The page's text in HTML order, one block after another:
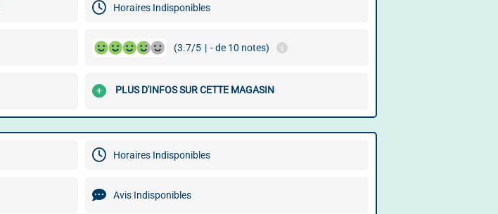
Horaires Indisponibles
(3.7/5 | - de 10 notes)
PLUS D'INFOS SUR CETTE MAGASIN
Horaires Indisponibles
Avis Indisponibles